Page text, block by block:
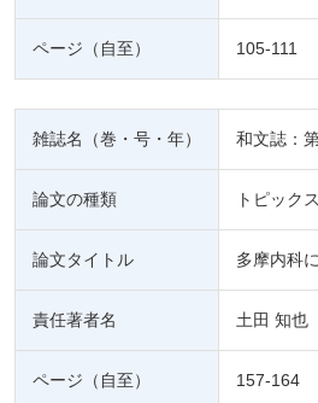
ページ（自至） 105-111
雑誌名（巻・号・年） 和文誌：
論文の種類 トピックス
論文タイトル 多摩内科
責任著者名 土田 知也
ページ（自至） 157-164